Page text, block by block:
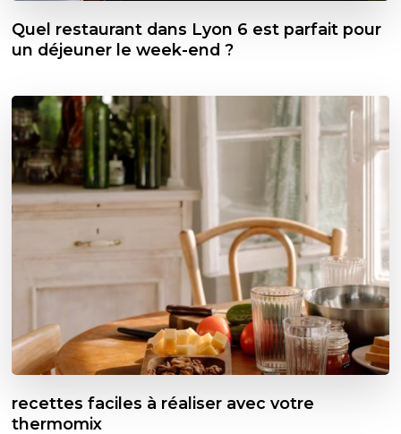
Quel restaurant dans Lyon 6 est parfait pour
un déjeuner le week-end ?
recettes faciles à réaliser avec votre
thermomix